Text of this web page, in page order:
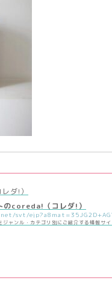
ダ!）
のcoreda!（コレダ!）
ジャンル・カテゴリ別にご紹介する情報サ